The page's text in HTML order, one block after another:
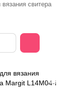
свитера